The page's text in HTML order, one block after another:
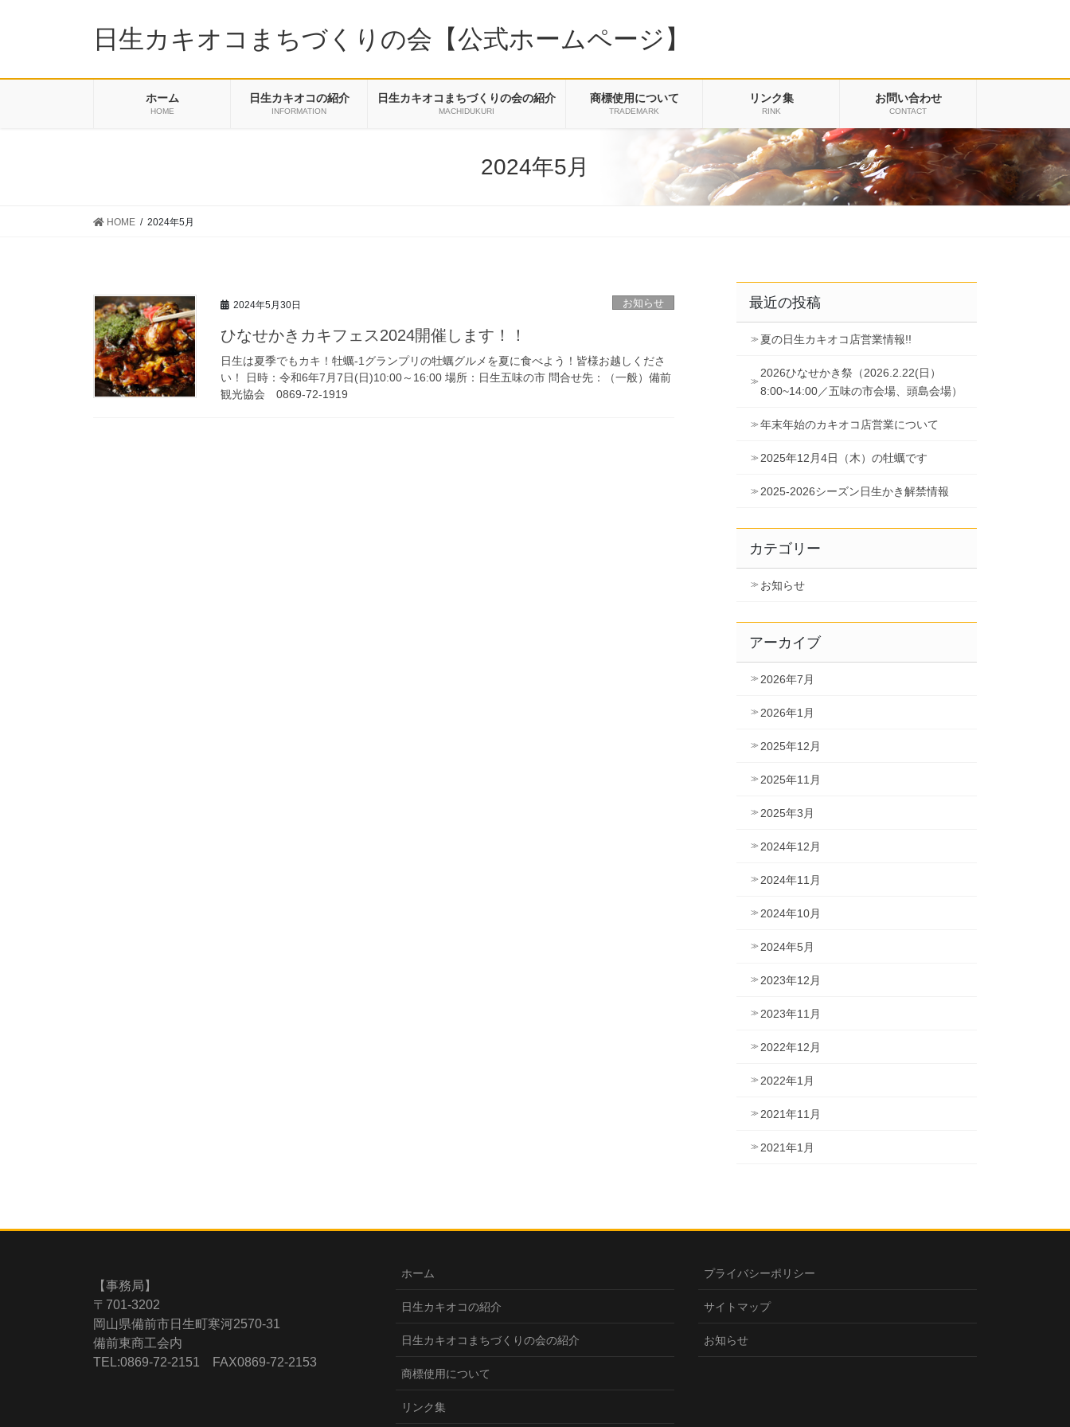
日生カキオコまちづくりの会【公式ホームページ】
ホーム
HOME
日生カキオコの紹介
INFORMATION
日生カキオコまちづくりの会の紹介
MACHIDUKURI
商標使用について
TRADEMARK
リンク集
RINK
お問い合わせ
CONTACT
2024年5月
HOME 2024年5月
2024年5月30日 お知らせ
ひなせかきカキフェス2024開催します！！
日生は夏季でもカキ！牡蠣-1グランプリの牡蠣グルメを夏に食べよう！皆様お越しくださ
い！ 日時：令和6年7月7日(日)10:00～16:00 場所：日生五味の市 問合せ先：（一般）備前
観光協会 0869-72-1919
最近の投稿
夏の日生カキオコ店営業情報!!
2026ひなせかき祭（2026.2.22(日）
8:00~14:00／五味の市会場、頭島会場）
年末年始のカキオコ店営業について
2025年12月4日（木）の牡蠣です
2025-2026シーズン日生かき解禁情報
カテゴリー
お知らせ
アーカイブ
2026年7月
2026年1月
2025年12月
2025年11月
2025年3月
2024年12月
2024年11月
2024年10月
2024年5月
2023年12月
2023年11月
2022年12月
2022年1月
2021年11月
2021年1月
【事務局】
〒701-3202
岡山県備前市日生町寒河2570-31
備前東商工会内
TEL:0869-72-2151 FAX0869-72-2153
ホーム
日生カキオコの紹介
日生カキオコまちづくりの会の紹介
商標使用について
リンク集
プライバシーポリシー
サイトマップ
お知らせ